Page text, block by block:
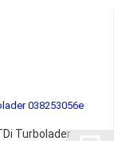
Turbolader